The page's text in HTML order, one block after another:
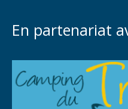
En partenariat